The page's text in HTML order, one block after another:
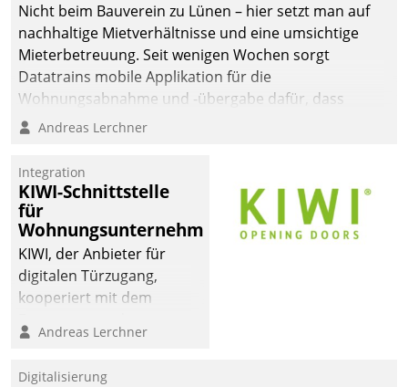
Nicht beim Bauverein zu Lünen – hier setzt man auf
nachhaltige Mietverhältnisse und eine umsichtige
Mieterbetreuung. Seit wenigen Wochen sorgt
Datatrains mobile Applikation für die
Wohnungsabnahme und -übergabe dafür, dass
Mieter wohlgeordnet kommen und, so es sein muss,
Andreas Lerchner
Integration
KIWI-Schnittstelle
für
Wohnungsunternehmen
KIWI, der Anbieter für
digitalen Türzugang,
kooperiert mit dem
Softwareentwicklungshaus
Andreas Lerchner
Digitalisierung